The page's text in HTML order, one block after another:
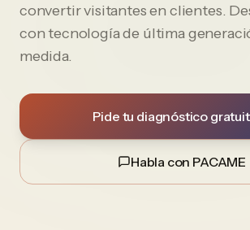
convertir visitantes en clientes.
con tecnología de última
medida.
Pide tu diagnóstico
Habla con PACAME